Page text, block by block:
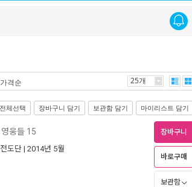
투비컨티뉴드
격순 25개
전체선택 장바구니 담기 보관함 담기 마이리스트 담기
웅들 15
도단 | 2014년 5월
장바구니
바로구매
보관함